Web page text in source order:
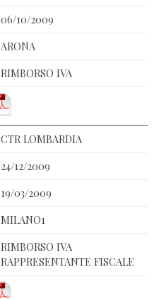
06/10/2009
ARONA
RIMBORSO IVA
CTR LOMBARDIA
24/12/2009
19/03/2009
MILANO1
RIMBORSO IVA
RAPPRESENTANTE FISCALE